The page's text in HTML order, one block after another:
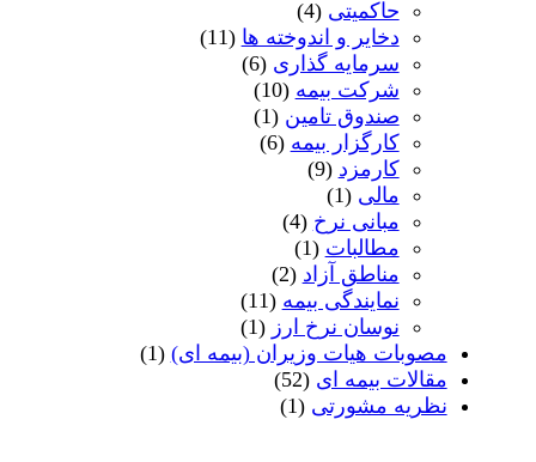
حاکمیتی (4)
دخایر و اندوخته ها(11)
سرمایه گذاری(6)
شرکت بیمه(10)
صندوق تامین(1)
کارگزار بیمه(6)
کارمزد(9)
مالی (1)
مبانی نرخ(4)
مطالبات(1)
مناطق آزاد(2)
نمایندگی بیمه(11)
نوسان نرخ ارز (1)
مصوبات هیات وزیران (بیمه ای)(1)
مقالات بیمه ای(52)
نظریه مشورتی (1)